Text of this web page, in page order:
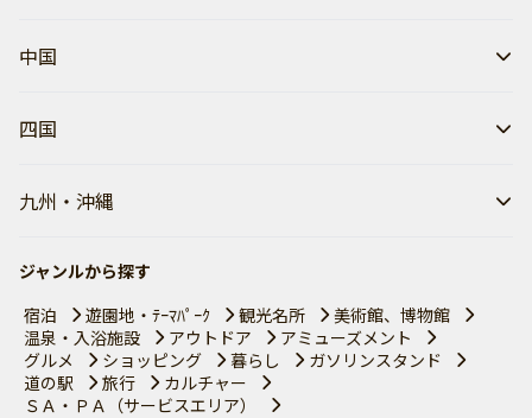
中国
四国
九州・沖縄
ジャンルから探す
宿泊
遊園地・ﾃｰﾏﾊﾟｰｸ 観光名所
美術館、博物館
温泉・入浴施設
アウトドア
アミューズメント
グルメ
ショッピング 暮らし
ガソリンスタンド
道の駅
旅行
カルチャー
ＳＡ・ＰＡ（サービスエリア）